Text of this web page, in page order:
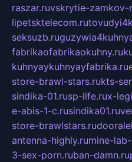
raszar.ruvskrytie-zamkov-
lipetsktelecom.ru
seksuzb.ru
fabrikaofabrikaokuhny.ru
kuhnyaykuhnyayfabrika.ru
store-brawl-stars.rukts-
sindika-01.rusp-life.rux-
e-abis-1-c.rusindika01.ru
store-brawlstars.ru
antenna-highly.rumine-
3-sex-porn.ruban-damn.ru